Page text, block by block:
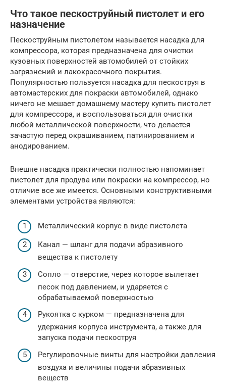
Что такое пескоструйный пистолет и его
назначение
Пескоструйным пистолетом называется насадка для
компрессора, которая предназначена для очистки
кузовных поверхностей автомобилей от стойких
загрязнений и лакокрасочного покрытия.
Популярностью пользуется насадка для пескоструя в
автомастерских для покраски автомобилей, однако
ничего не мешает домашнему мастеру купить пистолет
для компрессора, и воспользоваться для очистки
любой металлической поверхности, что делается
зачастую перед окрашиванием, патинированием и
анодированием.
Внешне насадка практически полностью напоминает
пистолет для продува или покраски на компрессор, но
отличие все же имеется. Основными конструктивными
элементами устройства являются:
Металлический корпус в виде пистолета
Канал — шланг для подачи абразивного
вещества к пистолету
Сопло — отверстие, через которое вылетает
песок под давлением, и ударяется с
обрабатываемой поверхностью
Рукоятка с курком — предназначена для
удержания корпуса инструмента, а также для
запуска подачи пескоструя
Регулировочные винты для настройки давления
воздуха и величины подачи абразивных
веществ